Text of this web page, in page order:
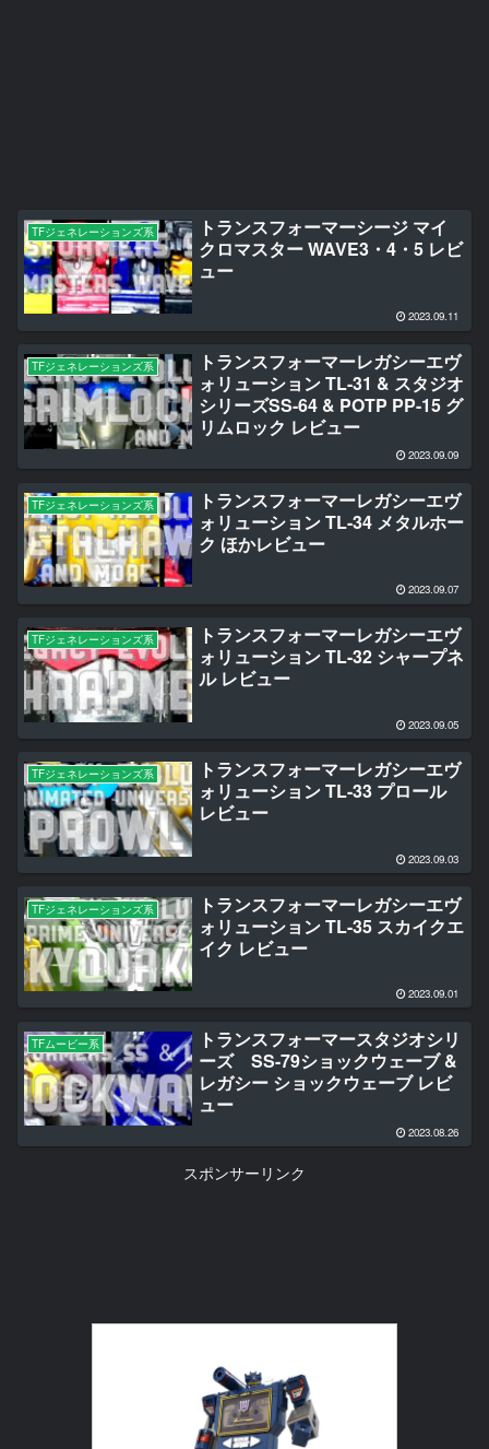
TFジェネレーションズ系
トランスフォーマーシージ マイ
クロマスター WAVE3・4・5 レビ
ュー
2023.09.11
TFジェネレーションズ系
トランスフォーマーレガシーエヴ
ォリューション TL-31 & スタジオ
シリーズSS-64 & POTP PP-15 グ
リムロック レビュー
2023.09.09
TFジェネレーションズ系
トランスフォーマーレガシーエヴ
ォリューション TL-34 メタルホー
ク ほかレビュー
2023.09.07
TFジェネレーションズ系
トランスフォーマーレガシーエヴ
ォリューション TL-32 シャープネ
ル レビュー
2023.09.05
TFジェネレーションズ系
トランスフォーマーレガシーエヴ
ォリューション TL-33 プロール
レビュー
2023.09.03
TFジェネレーションズ系
トランスフォーマーレガシーエヴ
ォリューション TL-35 スカイクエ
イク レビュー
2023.09.01
TFムービー系
トランスフォーマースタジオシリ
ーズ SS-79ショックウェーブ &
レガシー ショックウェーブ レビ
ュー
2023.08.26
スポンサーリンク